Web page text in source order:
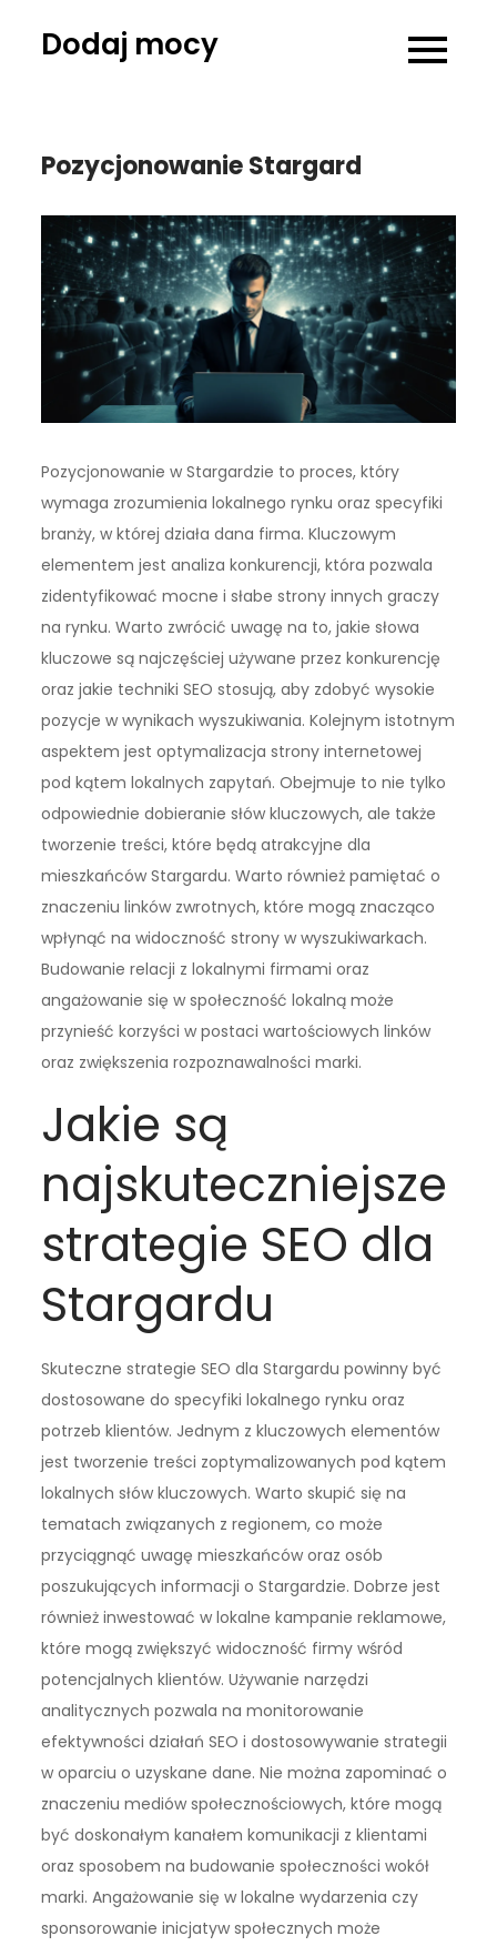
Dodaj mocy
Pozycjonowanie Stargard
Pozycjonowanie w Stargardzie to proces, który
wymaga zrozumienia lokalnego rynku oraz specyfiki
branży, w której działa dana firma. Kluczowym
elementem jest analiza konkurencji, która pozwala
zidentyfikować mocne i słabe strony innych graczy
na rynku. Warto zwrócić uwagę na to, jakie słowa
kluczowe są najczęściej używane przez konkurencję
oraz jakie techniki SEO stosują, aby zdobyć wysokie
pozycje w wynikach wyszukiwania. Kolejnym istotnym
aspektem jest optymalizacja strony internetowej
pod kątem lokalnych zapytań. Obejmuje to nie tylko
odpowiednie dobieranie słów kluczowych, ale także
tworzenie treści, które będą atrakcyjne dla
mieszkańców Stargardu. Warto również pamiętać o
znaczeniu linków zwrotnych, które mogą znacząco
wpłynąć na widoczność strony w wyszukiwarkach.
Budowanie relacji z lokalnymi firmami oraz
angażowanie się w społeczność lokalną może
przynieść korzyści w postaci wartościowych linków
oraz zwiększenia rozpoznawalności marki.
Jakie są
najskuteczniejsze
strategie SEO dla
Stargardu
Skuteczne strategie SEO dla Stargardu powinny być
dostosowane do specyfiki lokalnego rynku oraz
potrzeb klientów. Jednym z kluczowych elementów
jest tworzenie treści zoptymalizowanych pod kątem
lokalnych słów kluczowych. Warto skupić się na
tematach związanych z regionem, co może
przyciągnąć uwagę mieszkańców oraz osób
poszukujących informacji o Stargardzie. Dobrze jest
również inwestować w lokalne kampanie reklamowe,
które mogą zwiększyć widoczność firmy wśród
potencjalnych klientów. Używanie narzędzi
analitycznych pozwala na monitorowanie
efektywności działań SEO i dostosowywanie strategii
w oparciu o uzyskane dane. Nie można zapominać o
znaczeniu mediów społecznościowych, które mogą
być doskonałym kanałem komunikacji z klientami
oraz sposobem na budowanie społeczności wokół
marki. Angażowanie się w lokalne wydarzenia czy
sponsorowanie inicjatyw społecznych może